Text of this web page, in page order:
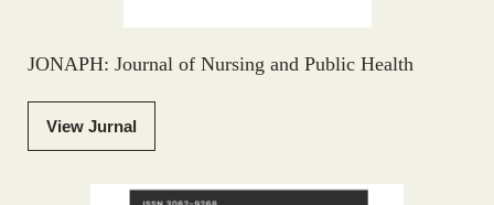
JONAPH: Journal of Nursing and Public Health
View Jurnal